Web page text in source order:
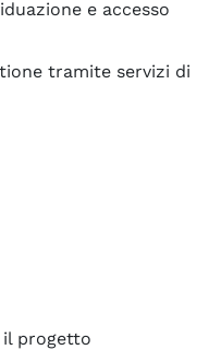
e accesso
tramite servizi di
il progetto